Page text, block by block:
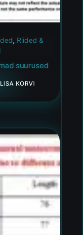
, Riided &
suurused
LISA KORVI